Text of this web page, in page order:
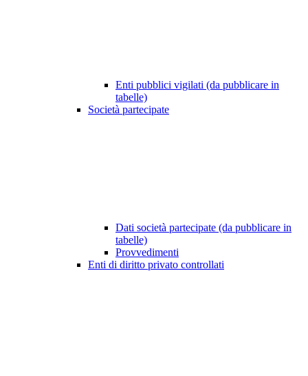
Enti pubblici vigilati (da pubblicare in
tabelle)
Società partecipate
Dati società partecipate (da pubblicare in
tabelle)
Provvedimenti
Enti di diritto privato controllati